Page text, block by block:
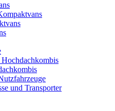
und Transporter